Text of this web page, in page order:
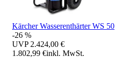
Kärcher Wasserenthärter WS 50
-26 %
UVP 2.424,00 €
1.802,99 €inkl. MwSt.